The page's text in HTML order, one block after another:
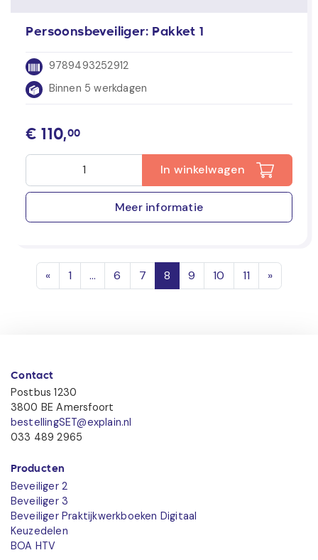
Persoonsbeveiliger: Pakket 1
9789493252912
Binnen 5 werkdagen
€ 110,00
In winkelwagen
Meer informatie
Posts navigation
« 1 … 6 7 8 9 10 11 »
Contact
Postbus 1230
3800 BE Amersfoort
bestellingSET@explain.nl
033 489 2965
Producten
Beveiliger 2
Beveiliger 3
Beveiliger Praktijkwerkboeken Digitaal
Keuzedelen
BOA HTV